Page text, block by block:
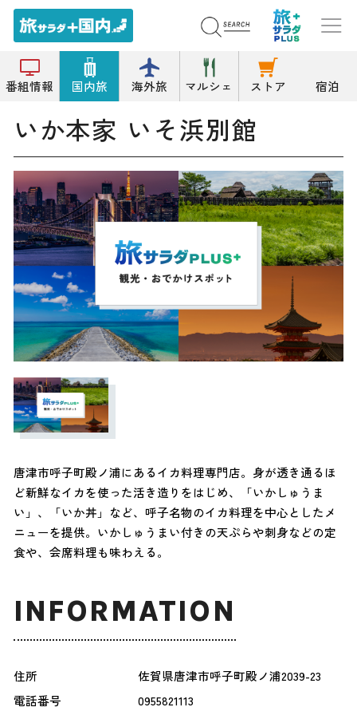
番組情報 国内旅 海外旅 マルシェ ストア 宿泊
トップ その他和食 いか本家 いそ浜別館
いか本家 いそ浜別館
唐津市呼子町殿ノ浦にあるイカ料理専門店。身が透き通るほ
ど新鮮なイカを使った活き造りをはじめ、「いかしゅうま
い」、「いか丼」など、呼子名物のイカ料理を中心としたメ
ニューを提供。いかしゅうまい付きの天ぷらや刺身などの定
食や、会席料理も味わえる。
INFORMATION
住所
佐賀県唐津市呼子町殿ノ浦2039-23
電話番号
0955821113